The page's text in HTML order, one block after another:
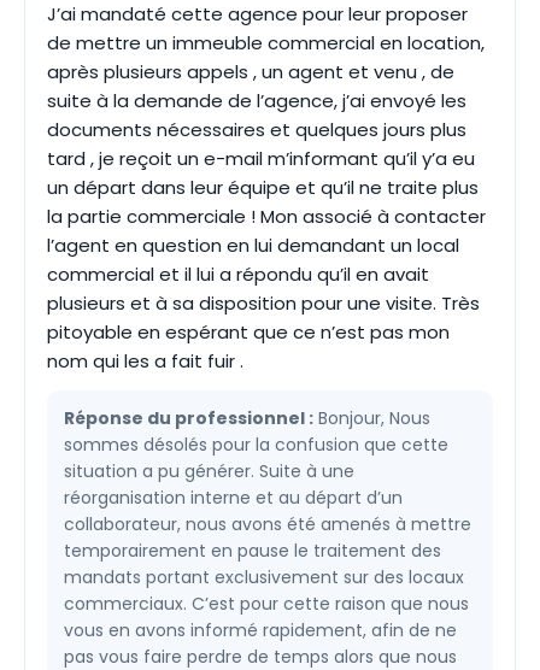
J’ai mandaté cette agence pour leur proposer
de mettre un immeuble commercial en location,
après plusieurs appels , un agent et venu , de
suite à la demande de l’agence, j’ai envoyé les
documents nécessaires et quelques jours plus
tard , je reçoit un e-mail m’informant qu’il y’a eu
un départ dans leur équipe et qu’il ne traite plus
la partie commerciale ! Mon associé à contacter
l’agent en question en lui demandant un local
commercial et il lui a répondu qu’il en avait
plusieurs et à sa disposition pour une visite. Très
pitoyable en espérant que ce n’est pas mon
nom qui les a fait fuir .
Réponse du professionnel : Bonjour, Nous
sommes désolés pour la confusion que cette
situation a pu générer. Suite à une
réorganisation interne et au départ d’un
collaborateur, nous avons été amenés à mettre
temporairement en pause le traitement des
mandats portant exclusivement sur des locaux
commerciaux. C’est pour cette raison que nous
vous en avons informé rapidement, afin de ne
pas vous faire perdre de temps alors que nous